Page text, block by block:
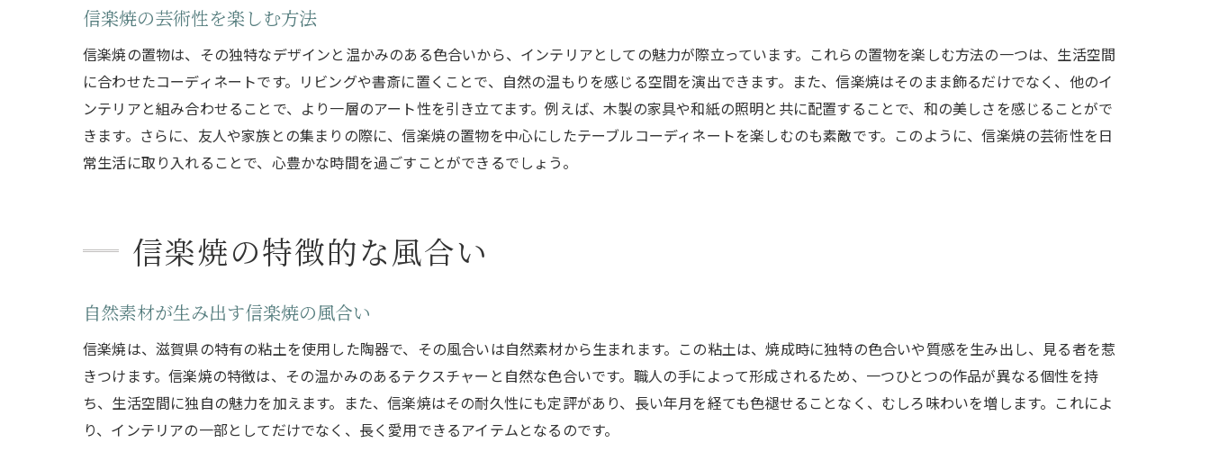
信楽焼の温もりを感じるデザイン
信楽焼が生み出す心地よい空間
信楽焼のデザインに見る職人の技
信楽焼の自然素材の美しさ
信楽焼の自然素材による優れた魅力
自然素材が際立つ信楽焼の色合い
信楽焼で生活空間を彩る
信楽焼で演出する快適な生活空間
信楽焼の置物で部屋を美しく飾る
信楽焼がもたらす居心地良い空間
信楽焼の芸術性を楽しむ方法
信楽焼の置物は、その独特なデザインと温かみのある色合いから、インテリアとしての魅力が際立っています。これらの置物を楽しむ方法の一つは、生活空間
に合わせたコーディネートです。リビングや書斎に置くことで、自然の温もりを感じる空間を演出できます。また、信楽焼はそのまま飾るだけでなく、他のイ
ンテリアと組み合わせることで、より一層のアート性を引き立てます。例えば、木製の家具や和紙の照明と共に配置することで、和の美しさを感じることがで
きます。さらに、友人や家族との集まりの際に、信楽焼の置物を中心にしたテーブルコーディネートを楽しむのも素敵です。このように、信楽焼の芸術性を日
常生活に取り入れることで、心豊かな時間を過ごすことができるでしょう。
信楽焼の特徴的な風合い
自然素材が生み出す信楽焼の風合い
信楽焼は、滋賀県の特有の粘土を使用した陶器で、その風合いは自然素材から生まれます。この粘土は、焼成時に独特の色合いや質感を生み出し、見る者を惹
きつけます。信楽焼の特徴は、その温かみのあるテクスチャーと自然な色合いです。職人の手によって形成されるため、一つひとつの作品が異なる個性を持
ち、生活空間に独自の魅力を加えます。また、信楽焼はその耐久性にも定評があり、長い年月を経ても色褪せることなく、むしろ味わいを増します。これによ
り、インテリアの一部としてだけでなく、長く愛用できるアイテムとなるのです。